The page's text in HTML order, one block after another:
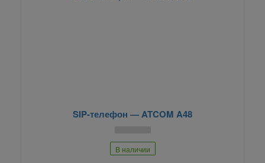
SIP-телефон — ATCOM A48
В наличии